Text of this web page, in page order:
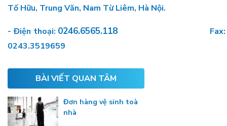
Tố Hữu, Trung Văn, Nam Từ Liêm, Hà Nội.
- Điện thoại: 0246.6565.118Fax:
0243.3519659
BÀI VIẾT QUAN TÂM
Đơn hàng vệ sinh toà
nhà